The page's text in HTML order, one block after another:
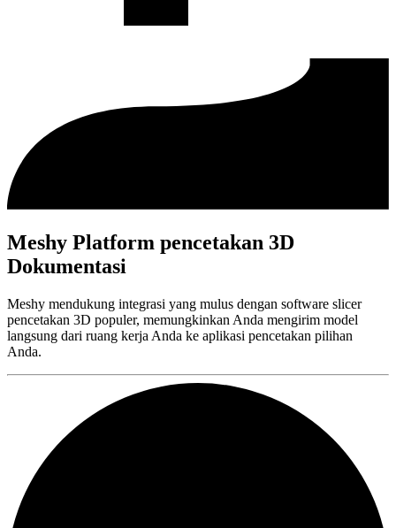
Meshy Platform pencetakan 3D
Dokumentasi
Meshy mendukung integrasi yang mulus dengan software slicer
pencetakan 3D populer, memungkinkan Anda mengirim model
langsung dari ruang kerja Anda ke aplikasi pencetakan pilihan
Anda.